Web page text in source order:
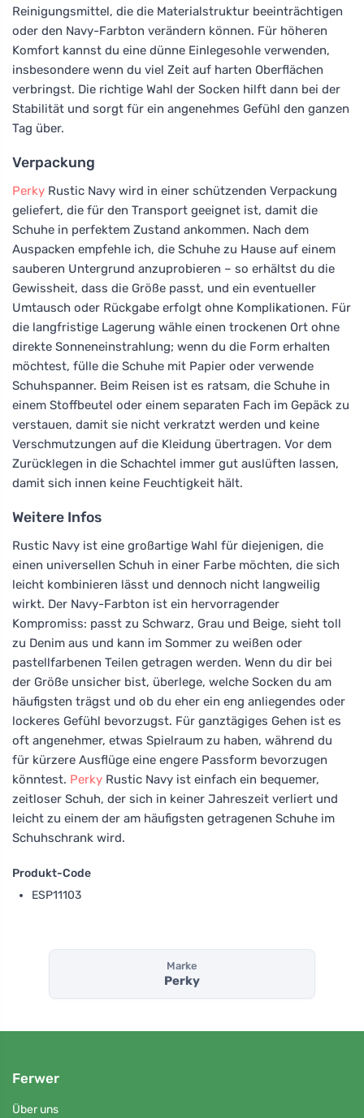
Reinigungsmittel, die die Materialstruktur beeinträchtigen
oder den Navy-Farbton verändern können. Für höheren
Komfort kannst du eine dünne Einlegesohle verwenden,
insbesondere wenn du viel Zeit auf harten Oberflächen
verbringst. Die richtige Wahl der Socken hilft dann bei der
Stabilität und sorgt für ein angenehmes Gefühl den ganzen
Tag über.
Verpackung
Perky Rustic Navy wird in einer schützenden Verpackung
geliefert, die für den Transport geeignet ist, damit die
Schuhe in perfektem Zustand ankommen. Nach dem
Auspacken empfehle ich, die Schuhe zu Hause auf einem
sauberen Untergrund anzuprobieren – so erhältst du die
Gewissheit, dass die Größe passt, und ein eventueller
Umtausch oder Rückgabe erfolgt ohne Komplikationen. Für
die langfristige Lagerung wähle einen trockenen Ort ohne
direkte Sonneneinstrahlung; wenn du die Form erhalten
möchtest, fülle die Schuhe mit Papier oder verwende
Schuhspanner. Beim Reisen ist es ratsam, die Schuhe in
einem Stoffbeutel oder einem separaten Fach im Gepäck zu
verstauen, damit sie nicht verkratzt werden und keine
Verschmutzungen auf die Kleidung übertragen. Vor dem
Zurücklegen in die Schachtel immer gut auslüften lassen,
damit sich innen keine Feuchtigkeit hält.
Weitere Infos
Rustic Navy ist eine großartige Wahl für diejenigen, die
einen universellen Schuh in einer Farbe möchten, die sich
leicht kombinieren lässt und dennoch nicht langweilig
wirkt. Der Navy-Farbton ist ein hervorragender
Kompromiss: passt zu Schwarz, Grau und Beige, sieht toll
zu Denim aus und kann im Sommer zu weißen oder
pastellfarbenen Teilen getragen werden. Wenn du dir bei
der Größe unsicher bist, überlege, welche Socken du am
häufigsten trägst und ob du eher ein eng anliegendes oder
lockeres Gefühl bevorzugst. Für ganztägiges Gehen ist es
oft angenehmer, etwas Spielraum zu haben, während du
für kürzere Ausflüge eine engere Passform bevorzugen
könntest. Perky Rustic Navy ist einfach ein bequemer,
zeitloser Schuh, der sich in keiner Jahreszeit verliert und
leicht zu einem der am häufigsten getragenen Schuhe im
Schuhschrank wird.
Produkt-Code
ESP11103
Marke
Perky
Ferwer
Über uns